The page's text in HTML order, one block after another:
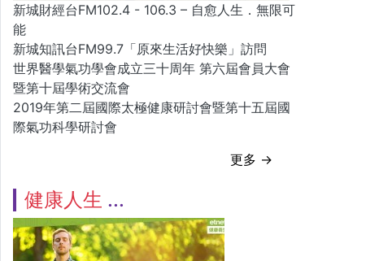
新城財經台FM102.4 - 106.3 – 自愈人生．無限可
能
新城知訊台FM99.7「原來生活好快樂」訪問
世界醫學氣功學會成立三十周年 第六屆會員大會
暨第十屆學術交流會
2019年第二屆國際太極健康研討會暨第十五屆國
際氣功科學研討會
更多 →
健康人生